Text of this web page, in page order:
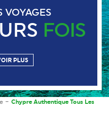
VOYAGES
FOIS
PLUS
Chypre Authentique Tous Les